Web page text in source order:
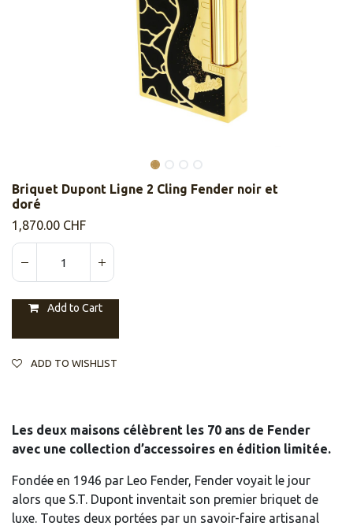
Briquet Dupont Ligne 2 Cling Fender noir et
doré
1,870.00 CHF
Add to Cart
ADD TO WISHLIST
Les deux maisons célèbrent les 70 ans de Fender
avec une collection d’accessoires en édition limitée.
Fondée en 1946 par Leo Fender, Fender voyait le jour
alors que S.T. Dupont inventait son premier briquet de
luxe. Toutes deux portées par un savoir-faire artisanal